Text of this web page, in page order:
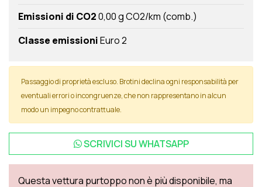
Emissioni di CO20,00 g CO2/km (comb.)
Classe emissioniEuro 2
Passaggio di proprietà escluso. Brotini declina ogni responsabilità per
eventuali errori o incongruenze, che non rappresentano in alcun
modo un impegno contrattuale.
SCRIVICI SUWHATSAPP
Questa vettura purtoppo non è più disponibile, ma